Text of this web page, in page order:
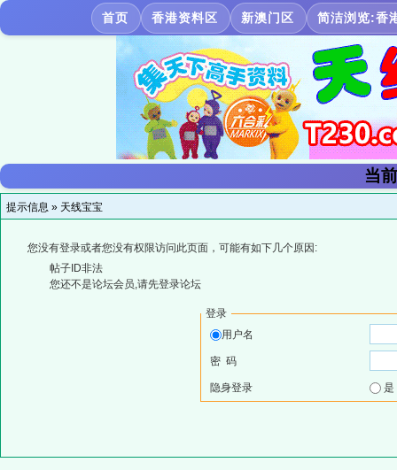
首页 香港资料区 新澳门区 简洁浏览:香
当
提示信息 » 天线宝宝
您没有登录或者您没有权限访问此页面，可能有如下几个原因:
帖子ID非法
您还不是论坛会员,请先登录论坛
登录
用户名
密 码
隐身登录